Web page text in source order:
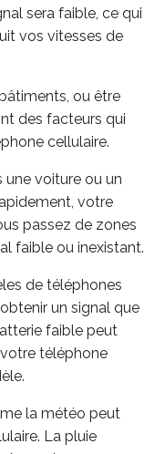
sera faible, ce qui
vos vitesses de
ou être
des facteurs qui
cellulaire.
une voiture ou un
votre
passez de zones
faible ou inexistant.
de téléphones
un signal que
faible peut
téléphone
la météo peut
La pluie